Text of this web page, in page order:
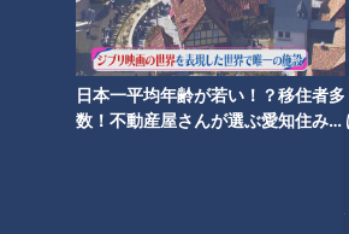
日本一平均年齢が若い！？移住者多
数！不動産屋さんが選ぶ愛知住みた
第46話「鬼瓦先生って何者？」
｜おはよう！うんこ先生
第47話
の？」｜